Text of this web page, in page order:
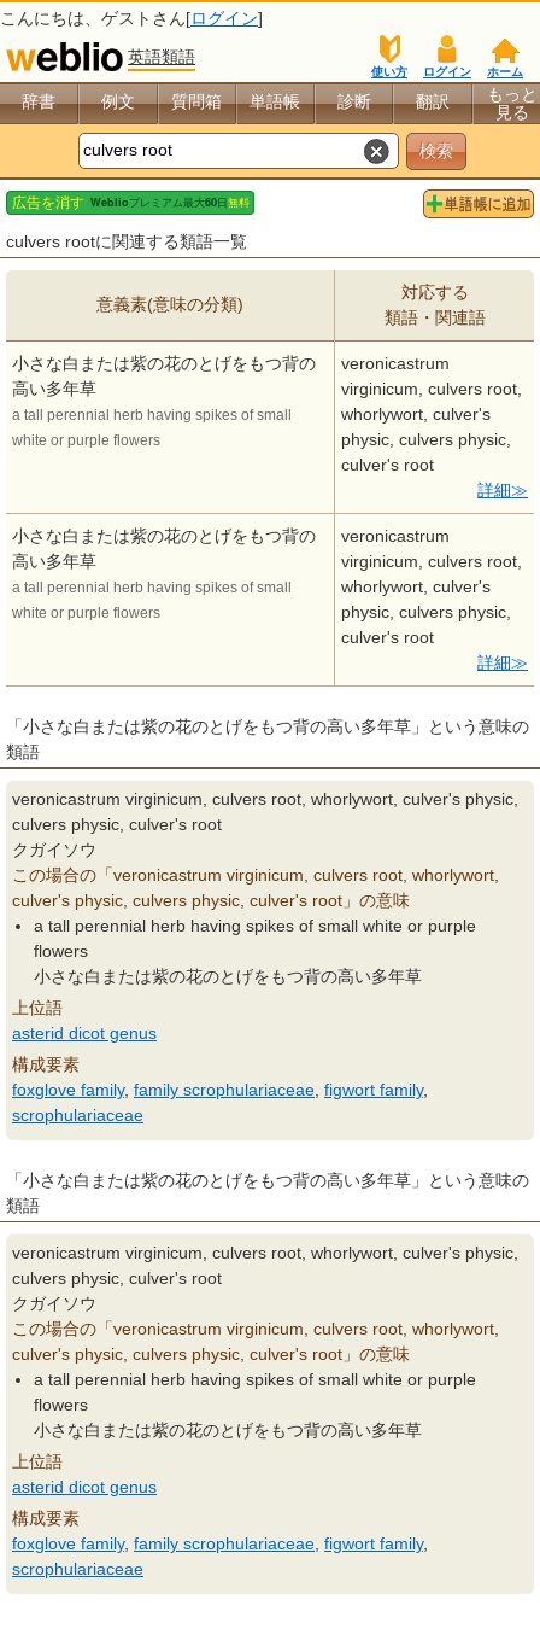
こんにちは、 ゲスト さん[ログイン]
英語類語
ホーム
ログイン
使い方
辞書 例文 質問箱 単語帳 診断 翻訳
もっと
見る
culvers rootに関連する類語一覧
意義素(意味の分類)
対応する
類語・関連語
小さな白または紫の花のとげをもつ背の
高い多年草
a tall perennial herb having spikes of small
white or purple flowers
veronicastrum
virginicum, culvers root,
whorlywort, culver's
physic, culvers physic,
culver's root
詳細
小さな白または紫の花のとげをもつ背の
高い多年草
a tall perennial herb having spikes of small
white or purple flowers
veronicastrum
virginicum, culvers root,
whorlywort, culver's
physic, culvers physic,
culver's root
詳細
「小さな白または紫の花のとげをもつ背の高い多年草」という意味の
類語
veronicastrum virginicum, culvers root, whorlywort, culver's physic,
culvers physic, culver's root
クガイソウ
この場合の「veronicastrum virginicum, culvers root, whorlywort,
culver's physic, culvers physic, culver's root」の意味
a tall perennial herb having spikes of small white or purple
flowers
小さな白または紫の花のとげをもつ背の高い多年草
上位語
asterid dicot genus
構成要素
foxglove family, family scrophulariaceae figwort family,
scrophulariaceae
「小さな白または紫の花のとげをもつ背の高い多年草」という意味の
類語
veronicastrum virginicum, culvers root, whorlywort, culver's physic,
culvers physic, culver's root
クガイソウ
この場合の「veronicastrum virginicum, culvers root, whorlywort,
culver's physic, culvers physic, culver's root」の意味
a tall perennial herb having spikes of small white or purple
flowers
小さな白または紫の花のとげをもつ背の高い多年草
上位語
asterid dicot genus
構成要素
foxglove family, family scrophulariaceae figwort family,
scrophulariaceae